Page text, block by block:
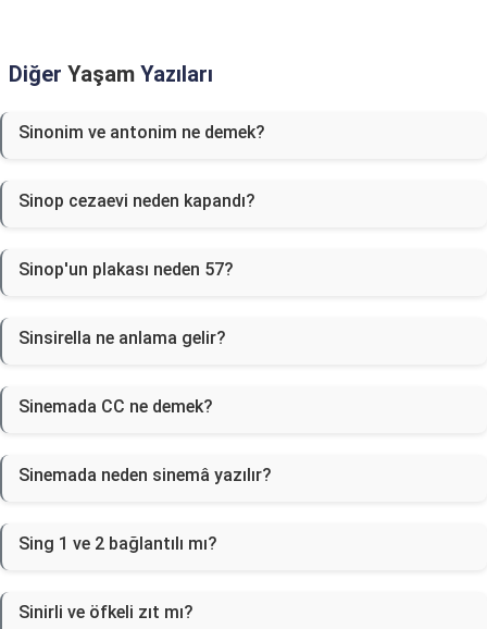
Diğer Yaşam Yazıları
Sinonim ve antonim ne demek?
Sinop cezaevi neden kapandı?
Sinop'un plakası neden 57?
Sinsirella ne anlama gelir?
Sinemada CC ne demek?
Sinemada neden sinemâ yazılır?
Sing 1 ve 2 bağlantılı mı?
Sinirli ve öfkeli zıt mı?